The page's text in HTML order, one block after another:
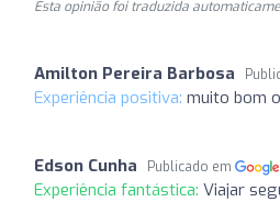
Esta opinião foi traduzida
Amilton Pereira Barbosa
Experiência positiva: muito bom
Edson Cunha Publicado em
Experiência fantástica: Viajar